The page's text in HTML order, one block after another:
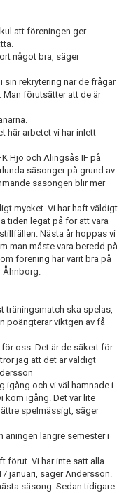
att föreningen ger
något bra, säger
sin rekrytering när de frågar
Man förutsätter att de är
här arbetet vi har inlett
Hjo och Alingsås IF på
säsonger på grund av
säsongen blir mer
mycket. Vi har haft väldigt
tiden legat på för att vara
Nästa år hoppas vi
man måste vara beredd på
förening har varit bra på
Åhnborg.
träningsmatch ska spelas,
poängterar viktgen av få
oss. Det är de säkert för
jag att det är väldigt
igång och vi väl hamnade i
kom igång. Det var lite
spelmässigt, säger
aningen längre semester i
förut. Vi har inte satt alla
januari, säger Andersson.
säsong. Sedan tidigare